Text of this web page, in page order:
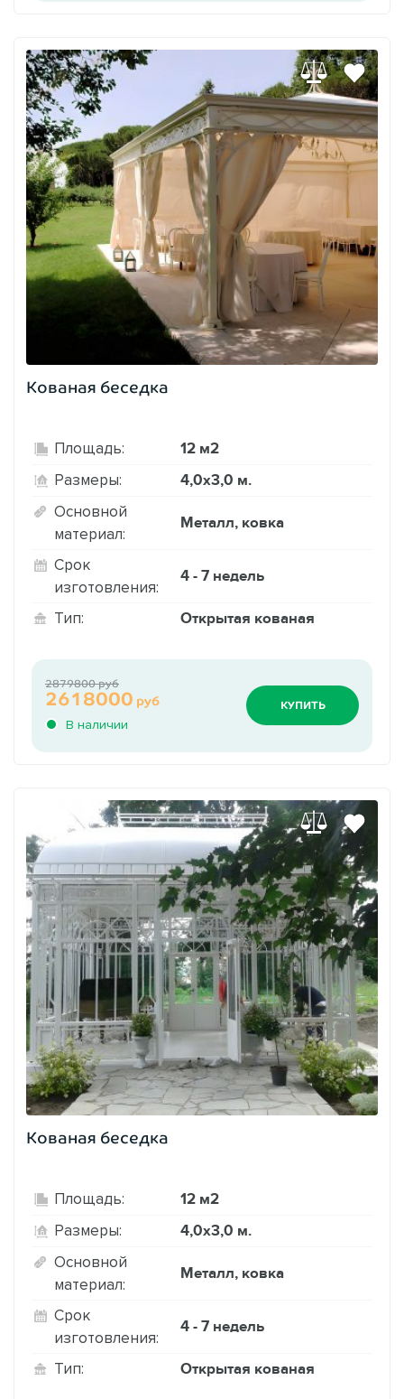
Кованая беседка
Площадь: 12 м2
Размеры: 4,0х3,0 м.
Основной
материал:
Металл, ковка
Срок
изготовления:
4 - 7 недель
Тип: Открытая кованая
В наличии
2618000 руб
2879800 руб
КУПИТЬ
Кованая беседка
Площадь: 12 м2
Размеры: 4,0х3,0 м.
Основной
материал:
Металл, ковка
Срок
изготовления:
4 - 7 недель
Тип: Открытая кованая